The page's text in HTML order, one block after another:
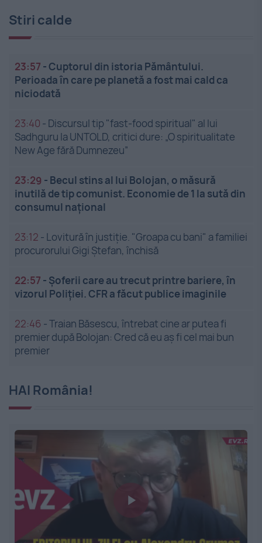
Stiri calde
23:57 -Cuptorul din istoria Pământului.
Perioada în care pe planetă a fost mai cald ca
niciodată
23:40 - Discursul tip "fast-food spiritual" al lui
Sadhguru la UNTOLD, critici dure: „O spiritualitate
New Age fără Dumnezeu”
23:29 - Becul stins al lui Bolojan, o măsură
inutilă de tip comunist. Economie de 1 la sută din
consumul național
23:12 - Lovitură în justiție. "Groapa cu bani" a familiei
procurorului Gigi Ștefan, închisă
22:57 - Șoferii care au trecut printre bariere, în
vizorul Poliției. CFR a făcut publice imaginile
22:46 -Traian Băsescu, întrebat cine ar putea fi
premier după Bolojan: Cred că eu aș fi cel mai bun
premier
HAI România!